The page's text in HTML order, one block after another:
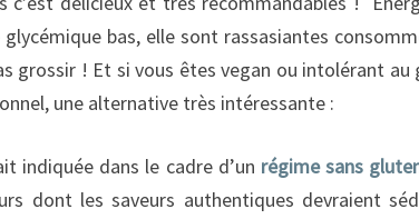
glycémique bas, elle sont rassasiantes
grossir ! Et si vous êtes vegan ou intolérant
une alternative très intéressante :
indiquée dans le cadre d’un régime sans
dont les saveurs authentiques devraient